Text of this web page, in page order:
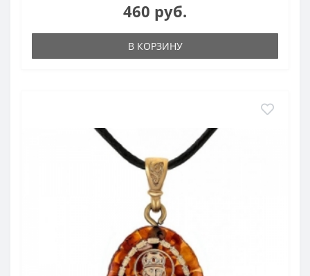
460 руб.
В КОРЗИНУ